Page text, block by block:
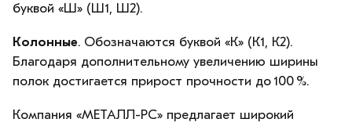
буквой «Ш» (Ш1, Ш2).
Колонные. Обозначаются буквой «К» (К1, К2).
Благодаря дополнительному увеличению ширины
полок достигается прирост прочности до 100 %.
Компания «МЕТАЛЛ-РС» предлагает широкий